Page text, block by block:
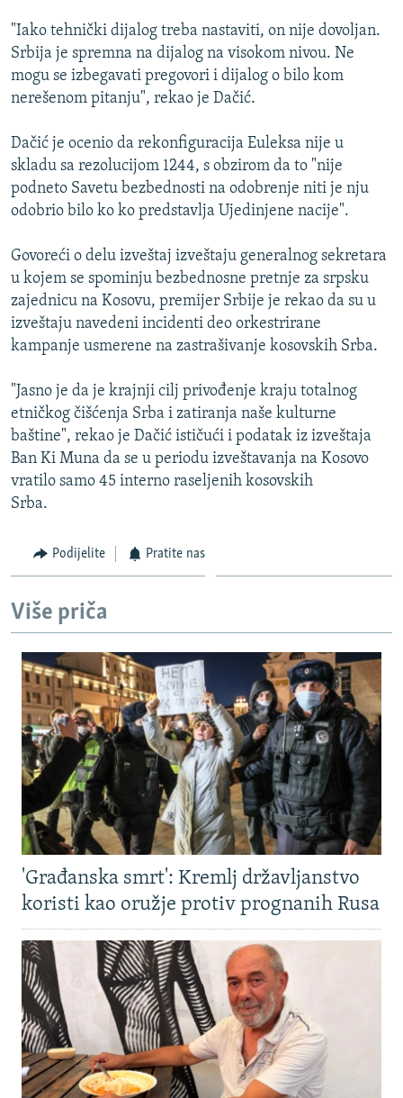
"Iako tehnički dijalog treba nastaviti, on nije dovoljan.
Srbija je spremna na dijalog na visokom nivou. Ne
mogu se izbegavati pregovori i dijalog o bilo kom
nerešenom pitanju", rekao je Dačić.
Dačić je ocenio da rekonfiguracija Euleksa nije u
skladu sa rezolucijom 1244, s obzirom da to "nije
podneto Savetu bezbednosti na odobrenje niti je nju
odobrio bilo ko ko predstavlja Ujedinjene nacije".
Govoreći o delu izveštaj izveštaju generalnog sekretara
u kojem se spominju bezbednosne pretnje za srpsku
zajednicu na Kosovu, premijer Srbije je rekao da su u
izveštaju navedeni incidenti deo orkestrirane
kampanje usmerene na zastrašivanje kosovskih Srba.
"Jasno je da je krajnji cilj privođenje kraju totalnog
etničkog čišćenja Srba i zatiranja naše kulturne
baštine", rekao je Dačić ističući i podatak iz izveštaja
Ban Ki Muna da se u periodu izveštavanja na Kosovo
vratilo samo 45 interno raseljenih kosovskih
Srba.
Podijelite Pratite nas
Više priča
'Građanska smrt': Kremlj državljanstvo
koristi kao oružje protiv prognanih Rusa